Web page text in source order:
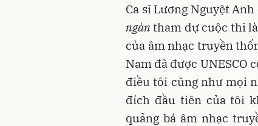
Ca sĩ Lương Nguyệt
ngàntham dự cuộc thi
của âm nhạc truyền
Nam đã được UNESCO
điều tôi cũng như mọi
đích đầu tiên của tôi
quảng bá âm nhạc